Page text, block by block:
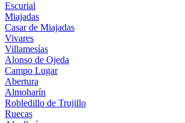
Escurial
Miajadas
Casar de Miajadas
Vivares
Villamesías
Alonso de Ojeda
Campo Lugar
Abertura
Almoharín
Robledillo de Trujillo
Ruecas